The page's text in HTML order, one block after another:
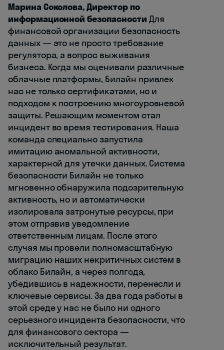
Марина Соколова, Директор по
информационной безопасности Для
финансовой организации безопасность
данных — это не просто требование
регулятора, а вопрос выживания
бизнеса. Когда мы оценивали различные
облачные платформы, Билайн привлек
нас не только сертификатами, но и
подходом к построению многоуровневой
защиты. Решающим моментом стал
инцидент во время тестирования. Наша
команда специально запустила
имитацию аномальной активности,
характерной для утечки данных. Система
безопасности Билайн не только
мгновенно обнаружила подозрительную
активность, но и автоматически
изолировала затронутые ресурсы, при
этом отправив уведомление
ответственным лицам. После этого
случая мы провели полномасштабную
миграцию наших некритичных систем в
облако Билайн, а через полгода,
убедившись в надежности, перенесли и
ключевые сервисы. За два года работы в
этой среде у нас не было ни одного
серьезного инцидента безопасности, что
для финансового сектора —
исключительный результат.